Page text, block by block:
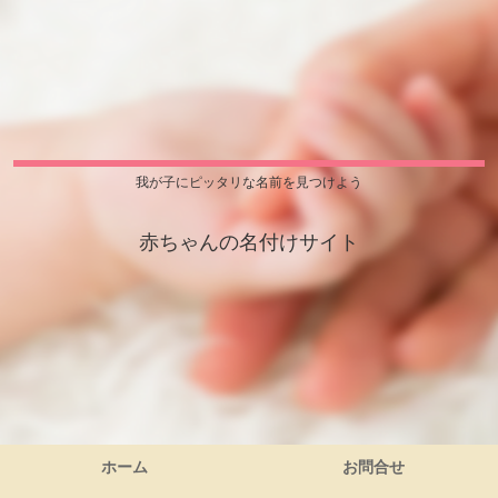
我が子にピッタリな名前を見つけよう
赤ちゃんの名付けサイト
ホーム お問合せ